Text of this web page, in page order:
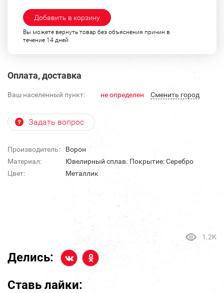
Добавить в корзину
Вы можете вернуть товар без объяснения причин в
течение 14 дней
Оплата, доставка
Ваш населенный пункт: не определен Cменить город
Задать вопрос
Производитель:
Ворон
Материал:
Ювелирный сплав. Покрытие: Серебро
Цвет:
Металлик
1.2K
Делись:
Ставь лайки: